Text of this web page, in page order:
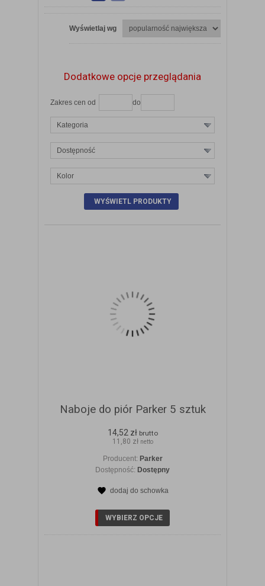
Wyświetlaj wg
Dodatkowe opcje przeglądania
Zakres cen od do
Kategoria
Dostępność
Kolor
ZOBACZ SZCZEGÓŁY
Naboje do piór Parker 5 sztuk
14,52 zł brutto
11,80 zł netto
Producent: Parker
Dostępność: Dostępny
dodaj do schowka
WYBIERZ OPCJE